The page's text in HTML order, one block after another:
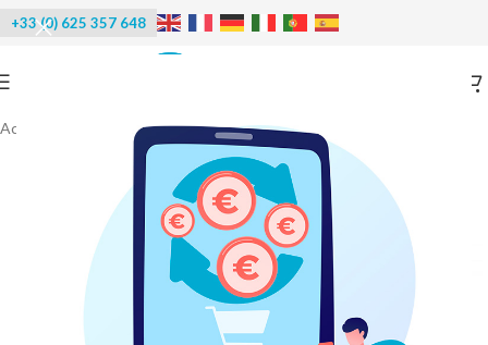
+33 (0) 625 357 648
Accueil Machines à glace/Machines MAJA